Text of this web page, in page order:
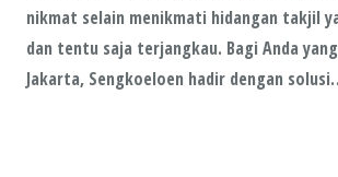
nikmat selain menikmati hidangan takjil
dan tentu saja terjangkau. Bagi Anda
Jakarta, Sengkoeloen hadir dengan